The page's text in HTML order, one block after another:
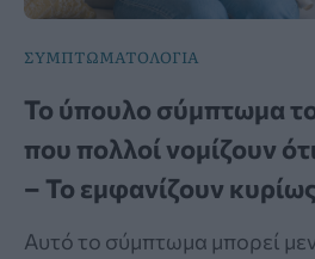
ΣΥΜΠΤΩΜΑΤΟΛΟΓΙΑ
Το ύπουλο σύμπτωμα
που πολλοί νομίζουν
– Το εμφανίζουν
Αυτό το σύμπτωμα μπορεί μεν